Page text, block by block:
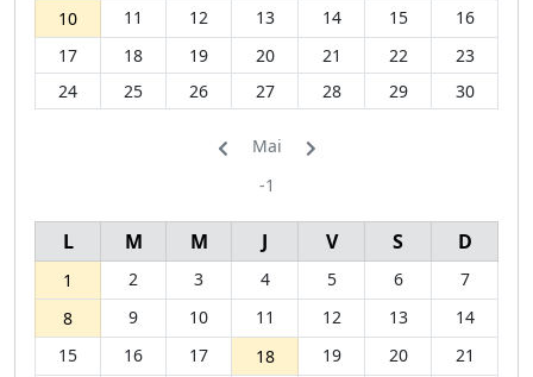
10
11 12 13 14 15
16
17
18 19 20 21 22
23
24
25 26 27 28 29 30
Mai
-1
L M M J V S D
1 2 3 4 5 6
7
8
9 10 11 12 13
14
15
16 17 18 19 20
21